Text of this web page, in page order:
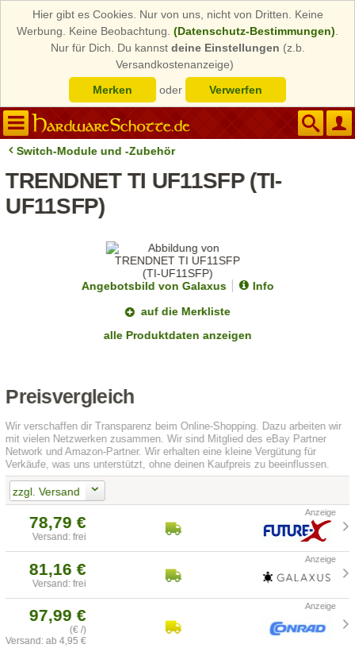
Hier gibt es Cookies. Nur von uns, nicht von Dritten. Keine
Werbung. Keine Beobachtung. (Datenschutz-Bestimmungen)
Nur für Dich. Du kannst deine Einstellungen (z.b.
Versandkostenanzeige)
Merken
oder Verwerfen
Switch-Module und -Zubehör
TRENDNET TI UF11SFP (TI-
UF11SFP)
Angebotsbild von Galaxus
Info
auf die Merkliste
alle Produktdaten anzeigen
Preisvergleich
Wir verschaffen dir Transparenz beim Online-Shopping. Dazu arbeiten wir
mit vielen Netzwerken zusammen. Wir sind Mitglied des eBay Partner
Network und Amazon-Partner. Wir erhalten eine kleine Vergütung für
Verkäufe, was uns unterstützt, ohne deinen Kaufpreis zu beeinflussen.
zzgl. Versand
78,79 €
Versand: frei
81,16 €
Versand: frei
97,99 €
(€ /)
Versand: ab 4,95 €